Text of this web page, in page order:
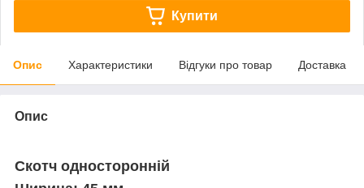
Купити
Опис Характеристики Відгуки про товар Доставка
Опис
Скотч односторонній